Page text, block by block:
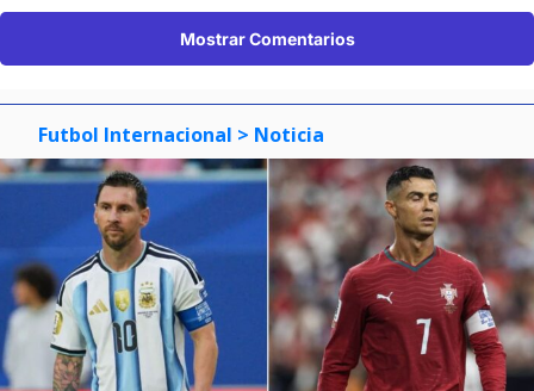
Mostrar Comentarios
Futbol Internacional > Noticia